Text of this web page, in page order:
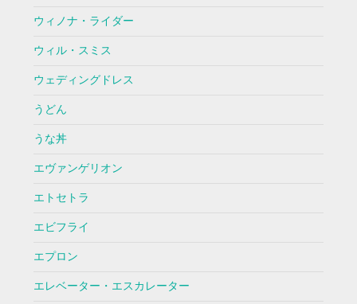
ウィノナ・ライダー
ウィル・スミス
ウェディングドレス
うどん
うな丼
エヴァンゲリオン
エトセトラ
エビフライ
エプロン
エレベーター・エスカレーター